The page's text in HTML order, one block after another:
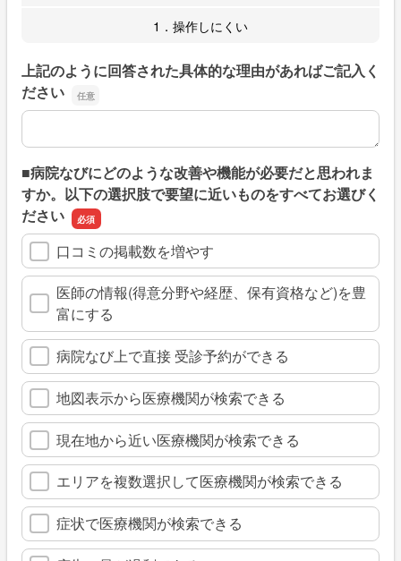
1．操作しにくい
上記のように回答された具体的な理由があればご記入く
ださい
上記のように回答された具体的な理由があればご記入くだ
■病院なびにどのような改善や機能が必要だと思われま
すか。以下の選択肢で要望に近いものをすべてお選びく
ださい
口コミの掲載数を増やす
医師の情報(得意分野や経歴、保有資格など)を豊
富にする
病院なび上で直接 受診予約ができる
地図表示から医療機関が検索できる
現在地から近い医療機関が検索できる
エリアを複数選択して医療機関が検索できる
症状で医療機関が検索できる